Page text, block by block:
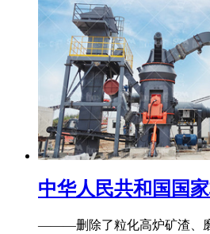
中华人民共和国国
———删除了粒化高炉矿渣、